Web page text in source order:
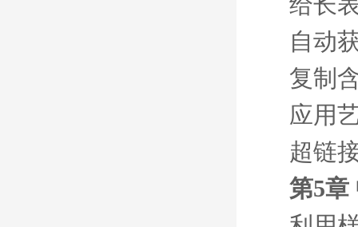
自动
复制
应用
超链
第5章